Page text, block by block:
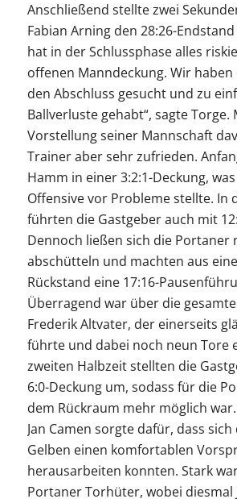
Anschließend stellte zwei
Fabian Arning den 28:26-
hat in der Schlussphase alles
offenen Manndeckung. Wir haben
den Abschluss gesucht und zu
Ballverluste gehabt“, sagte Torge.
Vorstellung seiner Mannschaft
Trainer aber sehr zufrieden.
Hamm in einer 3:2:1-Deckung,
Offensive vor Probleme stellte. In
führten die Gastgeber auch mit
Dennoch ließen sich die Portaner
abschütteln und machten aus
Rückstand eine 17:16-
Überragend war über die
Frederik Altvater, der einerseits
führte und dabei noch neun Tore
zweiten Halbzeit stellten die
6:0-Deckung um, sodass für die
dem Rückraum mehr möglich
Jan Camen sorgte dafür, dass sich
Gelben einen komfortablen
herausarbeiten konnten. Stark
Portaner Torhüter, wobei diesmal